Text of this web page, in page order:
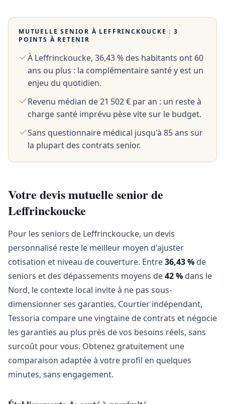
MUTUELLE SENIOR À LEFFRINCKOUCKE : 3
POINTS À RETENIR
À Leffrinckoucke, 36,43 % des habitants ont 60
ans ou plus : la complémentaire santé y est un
enjeu du quotidien.
Revenu médian de 21 502 € par an : un reste à
charge santé imprévu pèse vite sur le budget.
Sans questionnaire médical jusqu'à 85 ans sur
la plupart des contrats senior.
Votre devis mutuelle senior de
Leffrinckoucke
Pour les seniors de Leffrinckoucke, un devis
personnalisé reste le meilleur moyen d'ajuster
cotisation et niveau de couverture. Entre36,43 % de
seniors et des dépassements moyens de42 % dans le
Nord, le contexte local invite à ne pas sous-
dimensionner ses garanties. Courtier indépendant,
Tessoria compare une vingtaine de contrats et négocie
les garanties au plus près de vos besoins réels, sans
surcoût pour vous. Obtenez gratuitement une
comparaison adaptée à votre profil en quelques
minutes, sans engagement.